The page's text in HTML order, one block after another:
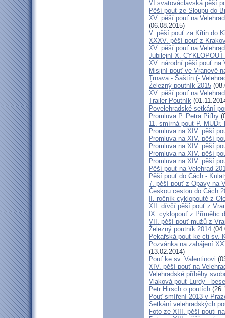
VI.svatováclavská pěší
Pěší pouť ze Sloupu do
XV. pěší pouť na
(06.08.2015)
V. pěší pouť za Křtin do
XXXV. pěší pouť z
XV. pěší pouť na
Jubilejní X.
XV. národní pěší pouť na
Misijní pouť ve Vranově
Trnava - Šaštín (-
Železný poutník 2015
XV. pěší pouť na
Trailer Poutník
Povelehradské setkání
Promluva P. Petra Piťhy
11. smírná pouť P.
Promluva na XIV. pěší
Promluva na XIV. pěší
Promluva na XIV. pěší
Promluva na XIV. pěší
Promluva na XIV. pěší
Pěší pouť na Velehrad
Pěší pouť do Cách -
7. pěší pouť z Opavy na
Českou cestou do Cách
II. ročník cyklopoutě z
XII. dívčí pěší pouť z
IX. cyklopouť z Přímětic
VII. pěší pouť mužů z
Železný poutník 2014
Pekařská pouť ke cti sv.
Pozvánka na zahájení
(13.02.2014)
Pouť ke sv. Valentinovi
XIV. pěší pouť na
Velehradské příběhy
Vlaková pouť Lurdy -
Petr Hirsch o poutích
Pouť smíření 2013 v
Setkání velehradských
Foto ze XIII. pěší pouti